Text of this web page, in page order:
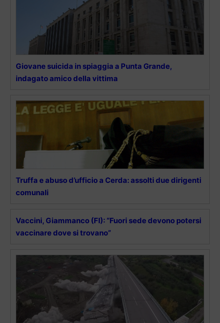
Giovane suicida in spiaggia a Punta Grande,
indagato amico della vittima
Truffa e abuso d’ufficio a Cerda: assolti due dirigenti
comunali
Vaccini, Giammanco (FI): “Fuori sede devono potersi
vaccinare dove si trovano”